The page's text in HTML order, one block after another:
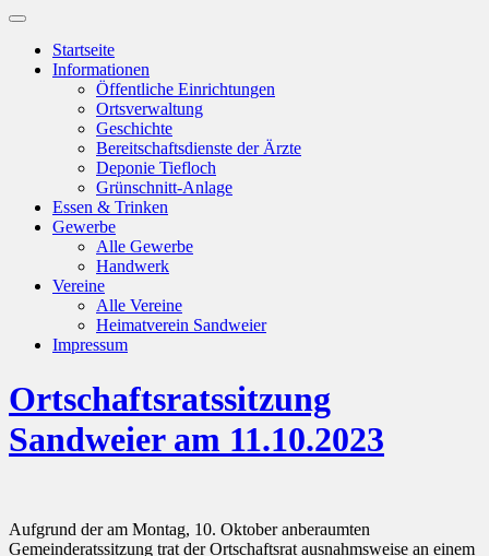
Suchfeld
ein-/ausblenden
Startseite
Informationen
Öffentliche Einrichtungen
Ortsverwaltung
Geschichte
Bereitschaftsdienste der Ärzte
Deponie Tiefloch
Grünschnitt-Anlage
Essen & Trinken
Gewerbe
Alle Gewerbe
Handwerk
Vereine
Alle Vereine
Heimatverein Sandweier
Impressum
Ortschaftsratssitzung
Sandweier am 11.10.2023
Aufgrund der am Montag, 10. Oktober anberaumten
Gemeinderatssitzung trat der Ortschaftsrat ausnahmsweise an einem